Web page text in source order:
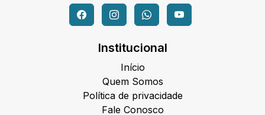
Institucional
Início
Quem Somos
Política de privacidade
Fale Conosco